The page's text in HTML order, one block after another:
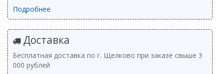
Подробнее
Доставка
Бесплатная доставка по г. Щелково при заказе свыше 3
000 рублей